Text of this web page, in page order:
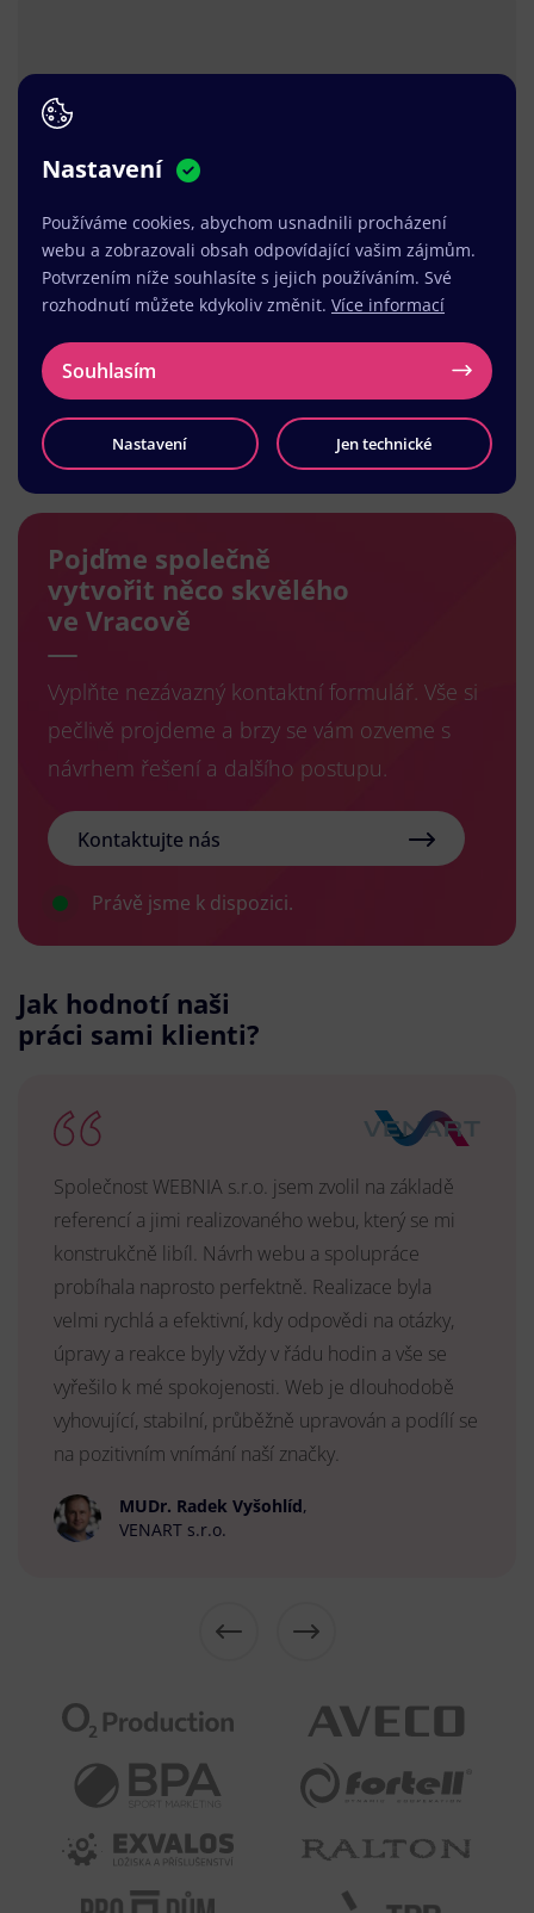
Načíst další
Pojďme společně
vytvořit něco skvělého
ve Vracově
Vyplňte nezávazný kontaktní formulář. Vše si
pečlivě projdeme a brzy se vám ozveme s
návrhem řešení a dalšího postupu.
Kontaktujte nás
Právě jsme k dispozici.
Jak hodnotí naši
práci sami klienti?
Společnost WEBNIA s.r.o. jsem zvolil na základě
referencí a jimi realizovaného webu, který se mi
konstrukčně libíl. Návrh webu a spolupráce
probíhala naprosto perfektně. Realizace byla
velmi rychlá a efektivní, kdy odpovědi na otázky,
úpravy a reakce byly vždy v řádu hodin a vše se
vyřešilo k mé spokojenosti. Web je dlouhodobě
vyhovující, stabilní, průběžně upravován a podílí se
na pozitivním vnímání naší značky.
MUDr. Radek Vyšohlíd,
VENART s.r.o.
Nastavení
Používáme cookies, abychom usnadnili procházení
webu a zobrazovali obsah odpovídající vašim zájmům.
Potvrzením níže souhlasíte s jejich používáním. Své
rozhodnutí můžete kdykoliv změnit. Více informací
Souhlasím
Nastavení Jen technické